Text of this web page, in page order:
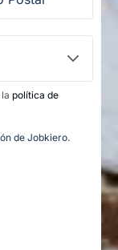
política de
de Jobkiero.